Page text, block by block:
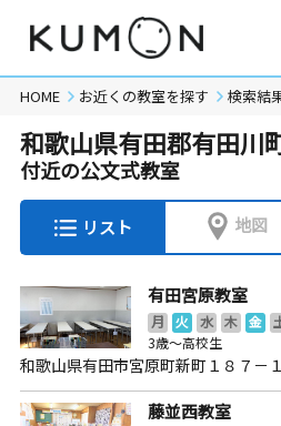
HOME お近くの教室を探す 検索結
和歌山県有田郡有田川
付近の公文式教室
リスト 地図
有田宮原教室
月 火 水 木 金
3歳～高校生
和歌山県有田市宮原町新町１８７－１
藤並西教室